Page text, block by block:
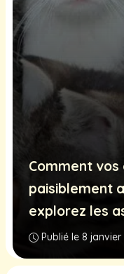
Comment
paisiblement
explorez les
Publié le 8